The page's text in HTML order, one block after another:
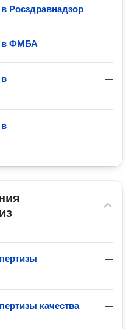
—
Росздравнадзор
—
в ФМБА
—
—
—
—
качества